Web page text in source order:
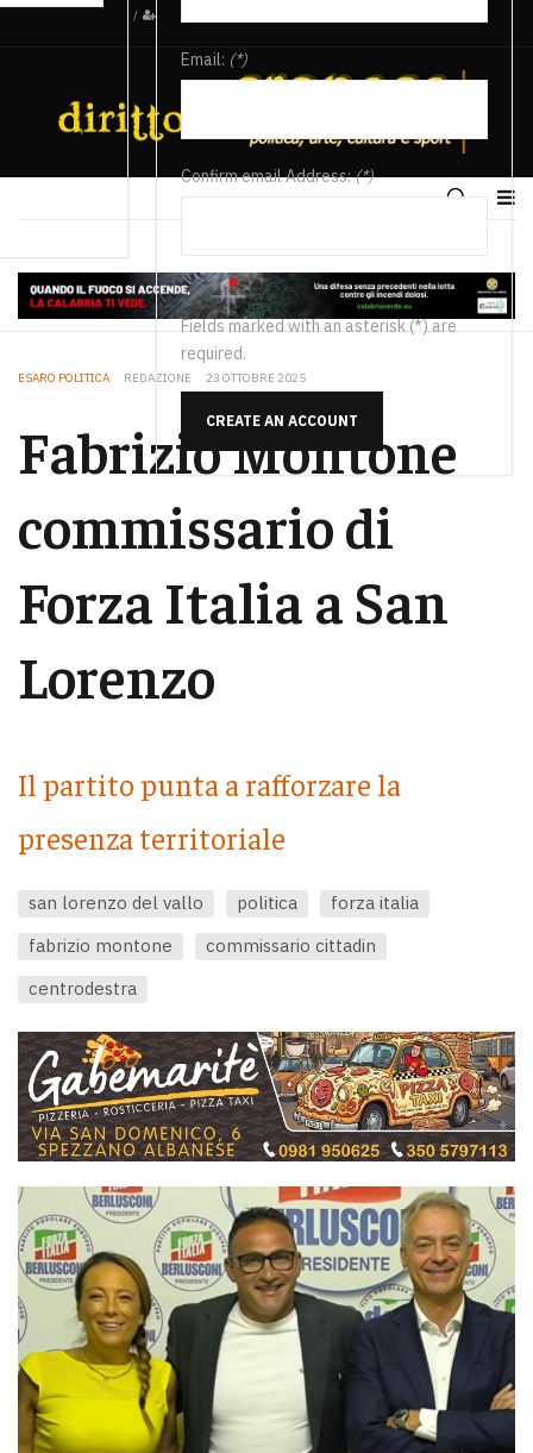
/
Email: (*)
Confirm email Address:(*)
Fields marked with an asterisk (*) are
required.
CREATE AN ACCOUNT
ESARO POLITICA REDAZIONE 23 OTTOBRE 2025
Fabrizio Montone
commissario di
Forza Italia a San
Lorenzo
Il partito punta a rafforzare la
presenza territoriale
san lorenzo del vallo politica
forza italia
fabrizio montone
commissario cittadin
centrodestra